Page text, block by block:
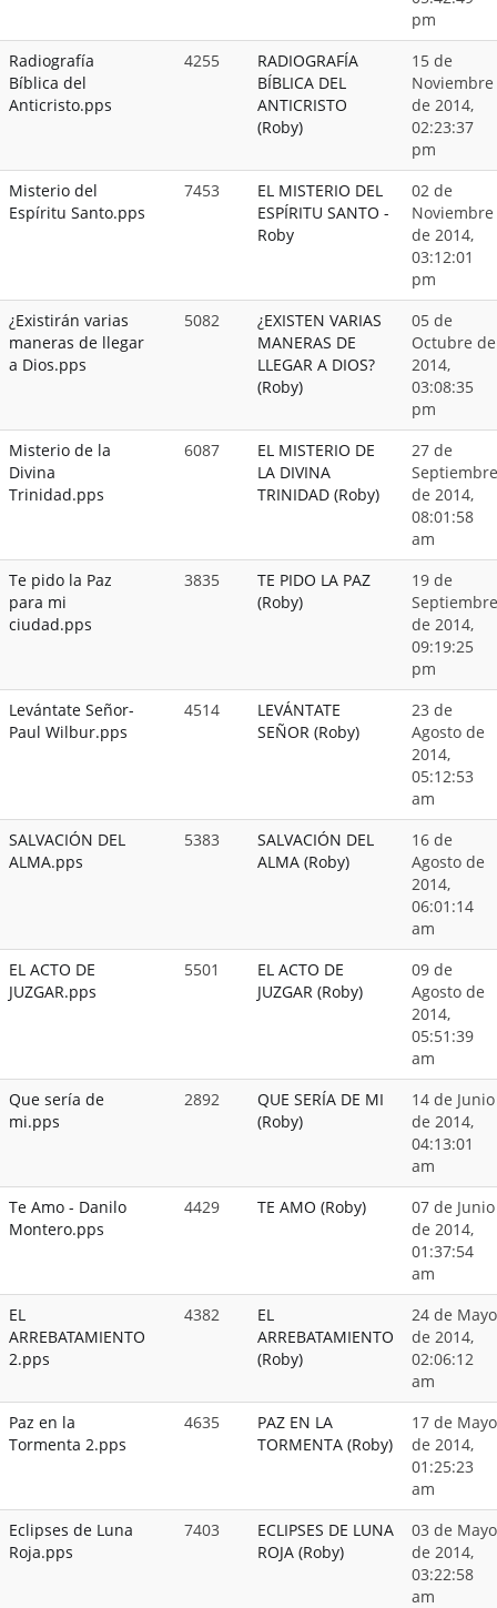
pm
Radiografía
Bíblica del
Anticristo.pps
4255
RADIOGRAFÍA
BÍBLICA DEL
ANTICRISTO
(Roby)
15 de
Noviembre
de 2014,
02:23:37
pm
Misterio del
Espíritu Santo.pps
7453
EL MISTERIO DEL
ESPÍRITU SANTO -
Roby
02 de
Noviembre
de 2014,
03:12:01
pm
¿Existirán varias
maneras de llegar
a Dios.pps
5082
¿EXISTEN VARIAS
MANERAS DE
LLEGAR A DIOS?
(Roby)
05 de
Octubre de
2014,
03:08:35
pm
Misterio de la
Divina
Trinidad.pps
6087
EL MISTERIO DE
LA DIVINA
TRINIDAD (Roby)
27 de
Septiembre
de 2014,
08:01:58
am
Te pido la Paz
para mi
ciudad.pps
3835
TE PIDO LA PAZ
(Roby)
19 de
Septiembre
de 2014,
09:19:25
pm
Levántate Señor-
Paul Wilbur.pps
4514
LEVÁNTATE
SEÑOR (Roby)
23 de
Agosto de
2014,
05:12:53
am
SALVACIÓN DEL
ALMA.pps
5383
SALVACIÓN DEL
ALMA (Roby)
16 de
Agosto de
2014,
06:01:14
am
EL ACTO DE
JUZGAR.pps
5501
EL ACTO DE
JUZGAR (Roby)
09 de
Agosto de
2014,
05:51:39
am
Que sería de
mi.pps
2892
QUE SERÍA DE MI
(Roby)
14 de Junio
de 2014,
04:13:01
am
Te Amo - Danilo
Montero.pps
4429 TE AMO (Roby)
07 de Junio
de 2014,
01:37:54
am
EL
ARREBATAMIENTO
2.pps
4382
EL
ARREBATAMIENTO
(Roby)
24 de Mayo
de 2014,
02:06:12
am
Paz en la
Tormenta 2.pps
4635
PAZ EN LA
TORMENTA (Roby)
17 de Mayo
de 2014,
01:25:23
am
Eclipses de Luna
Roja.pps
7403
ECLIPSES DE LUNA
ROJA (Roby)
03 de Mayo
de 2014,
03:22:58
am